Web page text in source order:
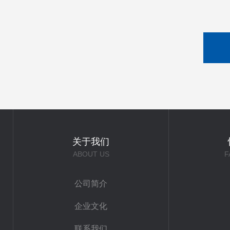
关于我们
ABOUT US
公司简介
企业文化